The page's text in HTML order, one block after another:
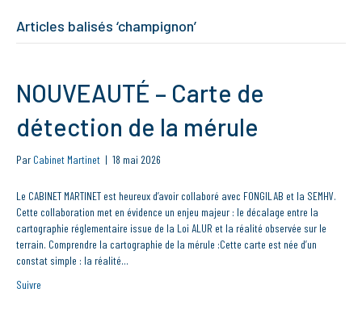
Articles balisés ‘champignon’
NOUVEAUTÉ – Carte de
détection de la mérule
Par Cabinet Martinet | 18 mai 2026
Le CABINET MARTINET est heureux d’avoir collaboré avec FONGILAB et la SEMHV.
Cette collaboration met en évidence un enjeu majeur : le décalage entre la
cartographie réglementaire issue de la Loi ALUR et la réalité observée sur le
terrain. Comprendre la cartographie de la mérule :Cette carte est née d’un
constat simple : la réalité…
Suivre